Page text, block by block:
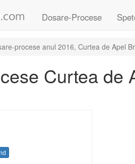
Dosare-Procese
procese anul 2016, Curtea de Apel
Curtea de